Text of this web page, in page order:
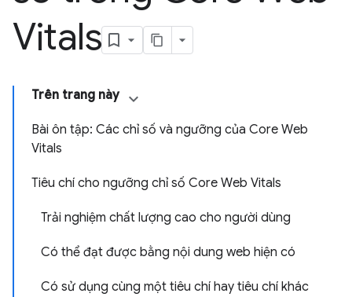
Vitals
Trên trang này
Bài ôn tập: Các chỉ số và ngưỡng của Core Web
Vitals
Tiêu chí cho ngưỡng chỉ số Core Web Vitals
Trải nghiệm chất lượng cao cho người dùng
Có thể đạt được bằng nội dung web hiện có
Có sử dụng cùng một tiêu chí hay tiêu chí khác